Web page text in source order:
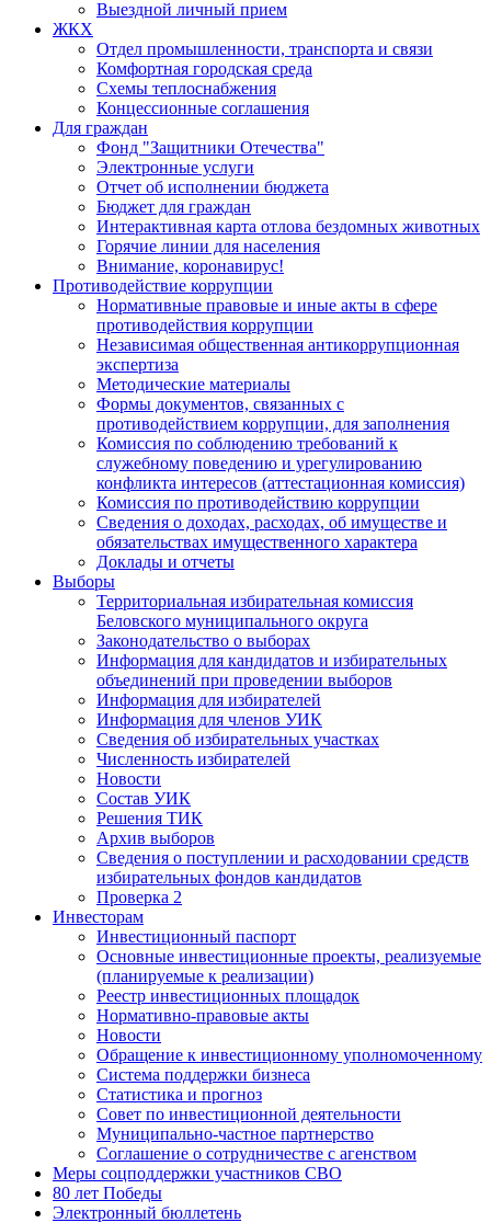
Выездной личный прием
ЖКХ
Отдел промышленности, транспорта и связи
Комфортная городская среда
Схемы теплоснабжения
Концессионные соглашения
Для граждан
Фонд "Защитники Отечества"
Электронные услуги
Отчет об исполнении бюджета
Бюджет для граждан
Интерактивная карта отлова бездомных животных
Горячие линии для населения
Внимание, коронавирус!
Противодействие коррупции
Нормативные правовые и иные акты в сфере
противодействия коррупции
Независимая общественная антикоррупционная
экспертиза
Методические материалы
Формы документов, связанных с
противодействием коррупции, для заполнения
Комиссия по соблюдению требований к
служебному поведению и урегулированию
конфликта интересов (аттестационная комиссия)
Комиссия по противодействию коррупции
Сведения о доходах, расходах, об имуществе и
обязательствах имущественного характера
Доклады и отчеты
Выборы
Территориальная избирательная комиссия
Беловского муниципального округа
Законодательство о выборах
Информация для кандидатов и избирательных
объединений при проведении выборов
Информация для избирателей
Информация для членов УИК
Сведения об избирательных участках
Численность избирателей
Новости
Состав УИК
Решения ТИК
Архив выборов
Сведения о поступлении и расходовании средств
избирательных фондов кандидатов
Проверка 2
Инвесторам
Инвестиционный паспорт
Основные инвестиционные проекты, реализуемые
(планируемые к реализации)
Реестр инвестиционных площадок
Нормативно-правовые акты
Новости
Обращение к инвестиционному уполномоченному
Система поддержки бизнеса
Статистика и прогноз
Совет по инвестиционной деятельности
Муниципально-частное партнерство
Соглашение о сотрудничестве с агенством
Меры соцподдержки участников СВО
80 лет Победы
Электронный бюллетень